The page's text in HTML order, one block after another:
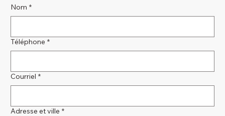
Nom *
Téléphone *
Courriel *
Adresse et ville *